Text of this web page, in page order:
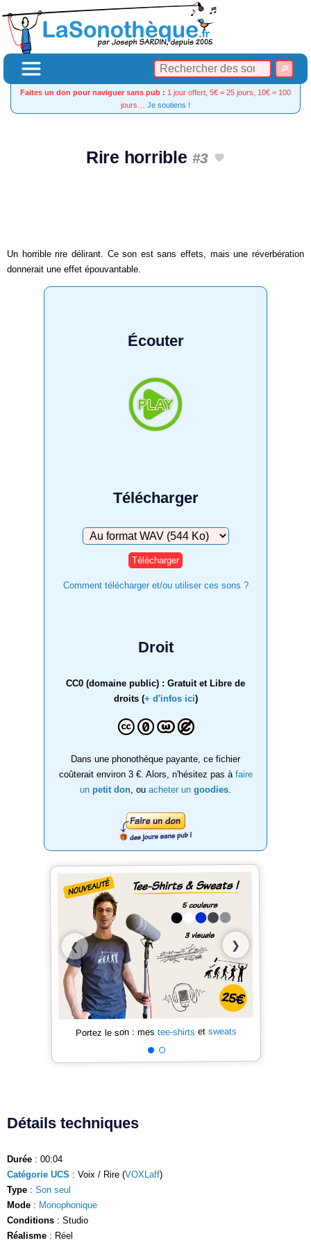
Faites un don pour naviguer sans pub : 1 jour offert, 5€ = 25 jours, 10€ = 100
jours… Je soutiens !
Rire horrible #3
Un horrible rire délirant. Ce son est sans effets, mais une réverbération
donnerait une effet épouvantable.
Écouter
Télécharger
Télécharger
Comment télécharger et/ou utiliser ces sons ?
Droit
CC0 (domaine public) : Gratuit et Libre de
droits (+ d'infos ici)
Dans une phonothèque payante, ce fichier
coûterait environ 3 €. Alors, n'hésitez pas à faire
un petit don , ou acheter un goodies
❮ ❯
Portez le son : mes tee-shirts et sweats
Détails techniques
Durée : 00:04
Catégorie UCS : Voix / Rire (VOXLaff)
Type : Son seul
Mode : Monophonique
Conditions : Studio
Réalisme : Réel